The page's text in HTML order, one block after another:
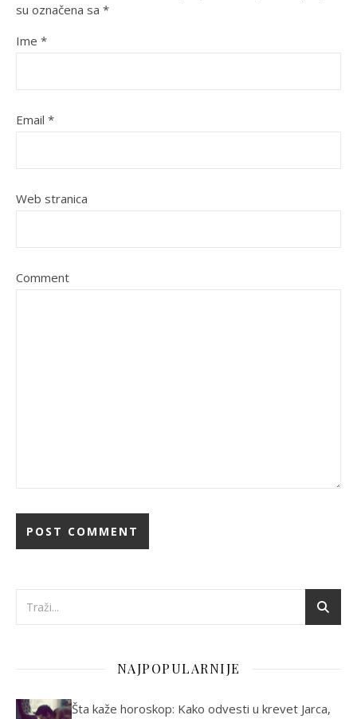
su označena sa *
Ime *
Email *
Web stranica
Comment
NAJPOPULARNIJE
Šta kaže horoskop: Kako odvesti u krevet Jarca,